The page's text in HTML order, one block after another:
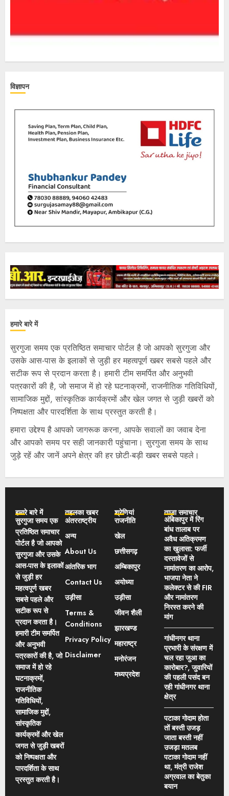
विज्ञापन
हमारे बारे में
सुरगुजा समय एक प्रतिष्ठित समाचार पोर्टल है जो आपको सुरगुजा और
उसके आस-पास के इलाकों से जुड़ी हर महत्वपूर्ण खबर सबसे पहले और
सटीक रूप से प्रदान करता है। हमारी टीम समर्पित और अनुभवी
पत्रकारों की है, जो समाज में हो रहे घटनाक्रमों, राजनीतिक गतिविधियों,
सामाजिक मुद्दों, सांस्कृतिक कार्यक्रमों और खेल जगत से जुड़ी खबरों को
निष्पक्षता और पारदर्शिता के साथ प्रस्तुत करती है।
हमारा उद्देश्य है आपको जागरूक करना, आपके सवालों का जवाब देना
और आपको समय पर सही जानकारी पहुंचाना। सुरगुजा समय के साथ
जुड़े रहें और जानें अपने क्षेत्र की हर छोटी-बड़ी खबर सबसे पहले।
हमारे बारे में
सुरगुजा समय एक
प्रतिष्ठित समाचार
पोर्टल है जो आपको
सुरगुजा और उसके
आस-पास के इलाकों
से जुड़ी हर
महत्वपूर्ण खबर
सबसे पहले और
सटीक रूप से
प्रदान करता है।
हमारी टीम समर्पित
और अनुभवी
पत्रकारों की है, जो
समाज में हो रहे
घटनाक्रमों,
राजनीतिक
गतिविधियों,
सामाजिक मुद्दों,
सांस्कृतिक
कार्यक्रमों और खेल
जगत से जुड़ी खबरों
को निष्पक्षता और
पारदर्शिता के साथ
प्रस्तुत करती है।
तहलका खबर
अंतरराष्ट्रीय
अन्य
About Us
आंतरिक भाग
Contact Us
उड़ीसा
Terms &
Conditions
Privacy Policy
Disclaimer
श्रेणियां
राजनीति
खेल
छत्तीसगढ़
अम्बिकापुर
अयोध्या
उड़ीसा
जीवन शैली
झारखण्ड
महाराष्ट्र
मनोरंजन
मध्यप्रदेश
ताज़ा समाचार
अंबिकापुर में रिंग
बांध तालाब पर
अवैध अतिक्रमण
का खुलासा: फर्जी
दस्तावेजों से
नामांतरण का आरोप,
भाजपा नेता ने
कलेक्टर से की FIR
और नामांतरण
निरस्त करने की
मांग
गांधीनगर थाना
प्रभारी के संरक्षण में
चल रहा जुआ का
कारोबार?, जुवारियों
की पहली पसंद बन
रही गांधीनगर थाना
क्षेत्र
पटाका गोदाम होता
तों बस्ती उजड़
जाता बस्ती नहीं
उजड़ा मतलब
पटाका गोदाम नहीं
था, मंत्री राजेश
अग्रवाल का बेतुका
बयान